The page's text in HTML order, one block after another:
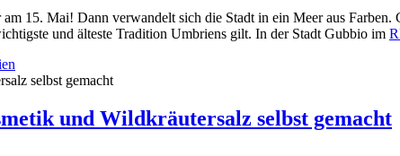
15. Mai! Dann verwandelt sich die Stadt in ein Meer aus
und älteste Tradition Umbriens gilt. In der Stadt Gubbio im
und Wildkräutersalz selbst gemacht